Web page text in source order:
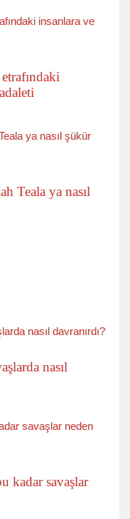
Teala ya nasıl
nasıl
kadar savaşlar